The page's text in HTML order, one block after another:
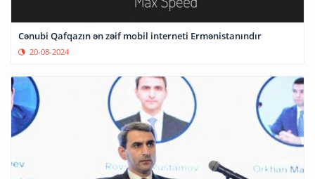
Cənubi Qafqazın ən zəif mobil interneti Ermənistanındır
20-08-2024